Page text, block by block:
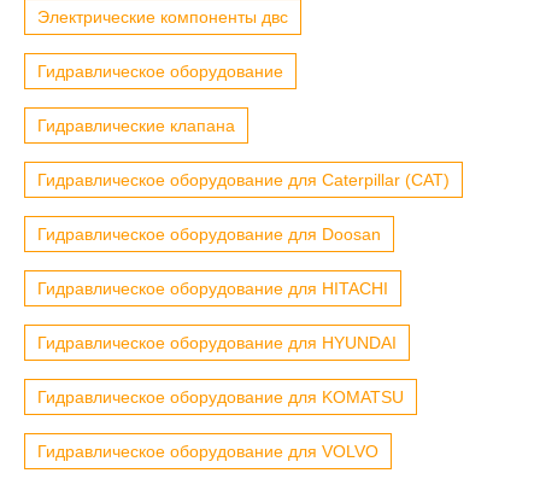
Электрические компоненты двс
Гидравлическое оборудование
Гидравлические клапана
Гидравлическое оборудование для Caterpillar (CAT)
Гидравлическое оборудование для Doosan
Гидравлическое оборудование для HITACHI
Гидравлическое оборудование для HYUNDAI
Гидравлическое оборудование для KOMATSU
Гидравлическое оборудование для VOLVO